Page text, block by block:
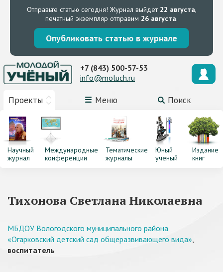
Отправьте статью сегодня! Журнал выйдет 22 августа,
печатный экземпляр отправим 26 августа.
Опубликовать статью в журнале
Проекты Меню Поиск
+7 (843) 500-57-53
info@moluch.ru
Научный
журнал
Международные
конференции
Тематические
журналы
Юный
ученый
Издание
книг
Тихонова Светлана Николаевна
МБДОУ Вологодского муниципального района
«Огарковский детский сад общеразвивающего вида»,
воспитатель